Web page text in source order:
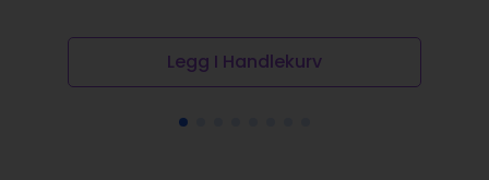
Legg I Handlekurv